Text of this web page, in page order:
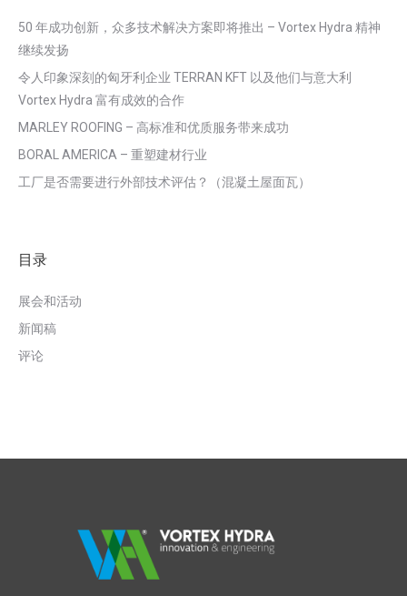
50 年成功创新，众多技术解决方案即将推出 – Vortex Hydra 精神
继续发扬
令人印象深刻的匈牙利企业 TERRAN KFT 以及他们与意大利
Vortex Hydra 富有成效的合作
MARLEY ROOFING – 高标准和优质服务带来成功
BORAL AMERICA – 重塑建材行业
工厂是否需要进行外部技术评估？（混凝土屋面瓦）
目录
展会和活动
新闻稿
评论